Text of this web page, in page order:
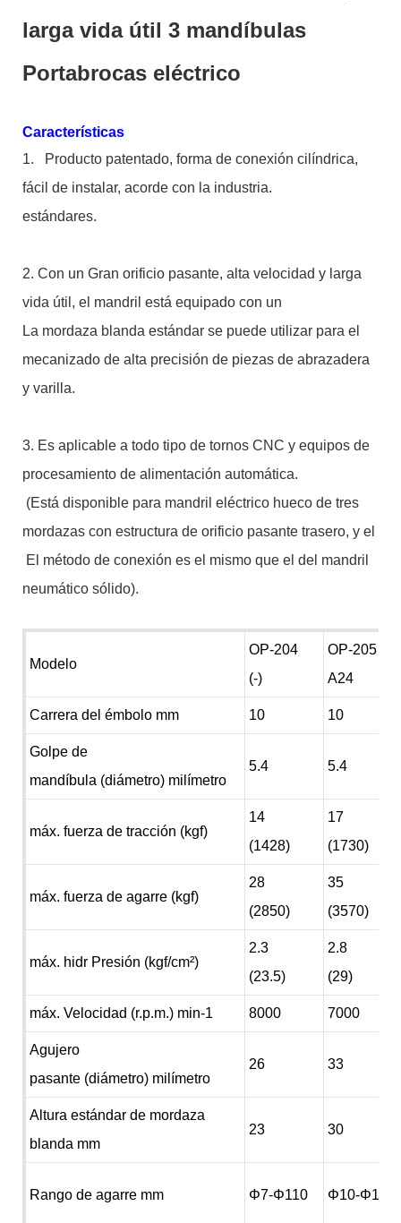
larga vida útil 3 mandíbulas
Portabrocas eléctrico
Características
1.
Producto patentado, forma de conexión cilíndrica,
fácil de instalar, acorde con la industria.
estándares.
2. Con un Gran orificio pasante, alta velocidad y larga
vida útil, el mandril está equipado con un
La mordaza blanda estándar se puede utilizar para el
mecanizado de alta precisión de piezas de abrazadera
y varilla.
3. Es aplicable a todo tipo de tornos CNC y equipos de
procesamiento de alimentación automática.
(Está disponible para mandril eléctrico hueco de tres
mordazas con estructura de orificio pasante trasero, y el
El método de conexión es el mismo que el del mandril
neumático sólido).
Modelo
OP-204
(-)
OP-205
A24
Carrera del émbolo mm 10 10
Golpe de
mandíbula (diámetro) milímetro
5.4 5.4
máx. fuerza de tracción (kgf)
14
(1428)
17
(1730)
máx. fuerza de agarre (kgf)
28
(2850)
35
(3570)
máx. hidr Presión (kgf/cm²)
2.3
(23.5)
2.8
(29)
máx. Velocidad (r.p.m.) min-1 8000 7000
Agujero
pasante (diámetro) milímetro
26 33
Altura estándar de mordaza
blanda mm
23 30
Rango de agarre mm Φ7-Φ110 Φ10-Φ135